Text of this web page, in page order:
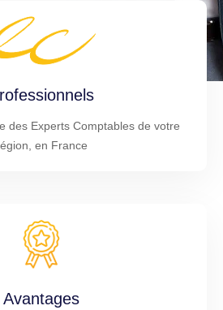
des Experts Comptables de votre
en France
Avantages